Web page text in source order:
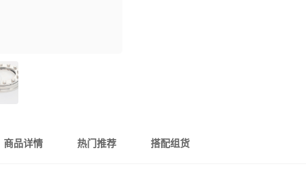
商品详情 热门推荐 搭配组货